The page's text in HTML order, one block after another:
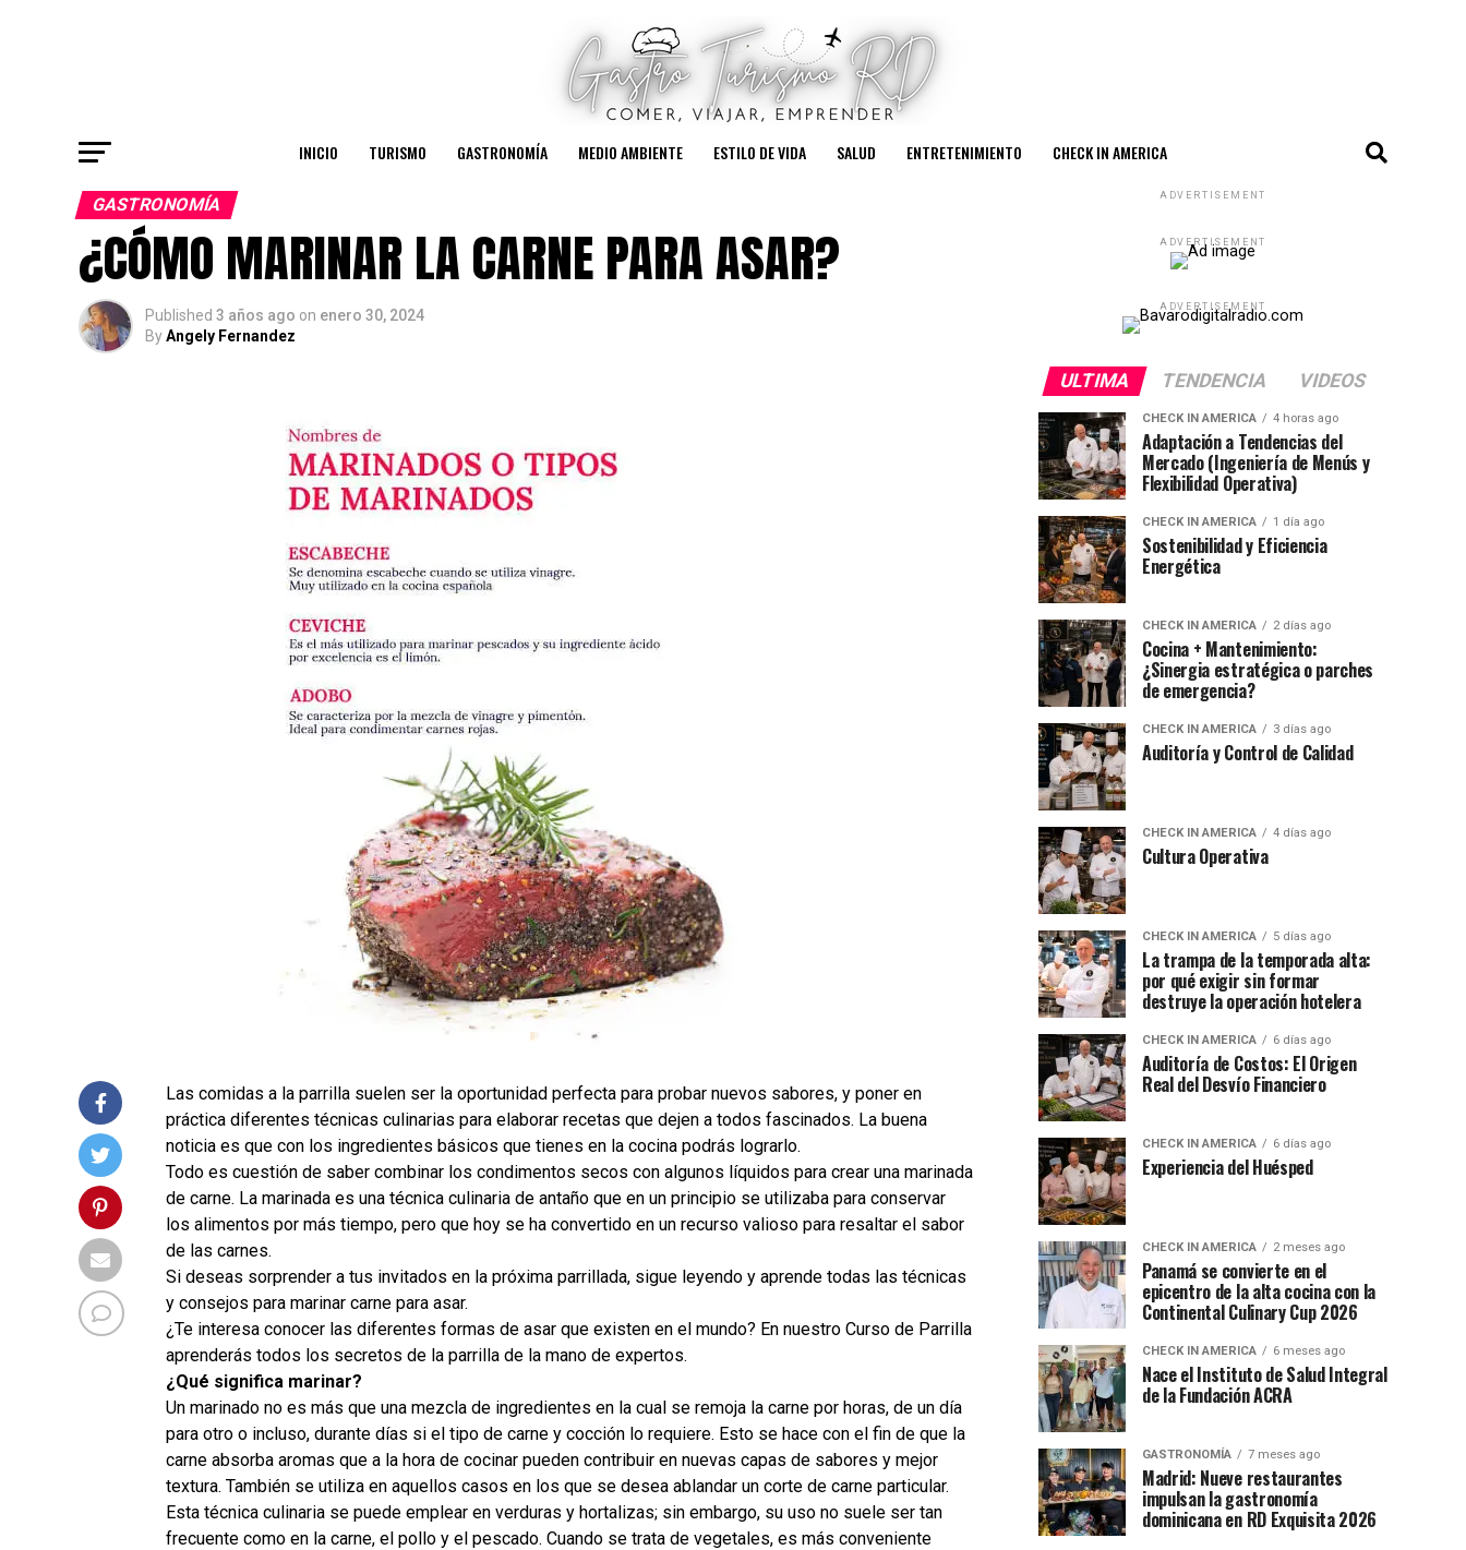
INICIO TURISMO GASTRONOMÍA MEDIO AMBIENTE ESTILO DE VIDA SALUD ENTRETENIMIENTO CHECK IN AMERICA
GASTRONOMÍA
¿CÓMO MARINAR LA CARNE PARA ASAR?
Published 3 años ago on enero 30, 2024
ByAngely Fernandez
Las comidas a la parrilla suelen ser la oportunidad perfecta para probar nuevos sabores, y poner en
práctica diferentes técnicas culinarias para elaborar recetas que dejen a todos fascinados. La buena
noticia es que con los ingredientes básicos que tienes en la cocina podrás lograrlo.
Todo es cuestión de saber combinar los condimentos secos con algunos líquidos para crear una marinada
de carne. La marinada es una técnica culinaria de antaño que en un principio se utilizaba para conservar
los alimentos por más tiempo, pero que hoy se ha convertido en un recurso valioso para resaltar el sabor
de las carnes.
Si deseas sorprender a tus invitados en la próxima parrillada, sigue leyendo y aprende todas las técnicas
y consejos para marinar carne para asar.
¿Te interesa conocer las diferentes formas de asar que existen en el mundo? En nuestro Curso de Parrilla
aprenderás todos los secretos de la parrilla de la mano de expertos.
¿Qué significa marinar?
Un marinado no es más que una mezcla de ingredientes en la cual se remoja la carne por horas, de un día
para otro o incluso, durante días si el tipo de carne y cocción lo requiere. Esto se hace con el fin de que la
carne absorba aromas que a la hora de cocinar pueden contribuir en nuevas capas de sabores y mejor
textura. También se utiliza en aquellos casos en los que se desea ablandar un corte de carne particular.
Esta técnica culinaria se puede emplear en verduras y hortalizas; sin embargo, su uso no suele ser tan
frecuente como en la carne, el pollo y el pescado. Cuando se trata de vegetales, es más conveniente
ADVERTISEMENT
ADVERTISEMENT
ADVERTISEMENT
ULTIMA TENDENCIA VIDEOS
CHECK IN AMERICA 4 horas ago
Adaptación a Tendencias del
Mercado (Ingeniería de Menús y
Flexibilidad Operativa)
CHECK IN AMERICA 1 día ago
Sostenibilidad y Eficiencia
Energética
CHECK IN AMERICA 2 días ago
Cocina + Mantenimiento:
¿Sinergia estratégica o parches
de emergencia?
CHECK IN AMERICA 3 días ago
Auditoría y Control de Calidad
CHECK IN AMERICA 4 días ago
Cultura Operativa
CHECK IN AMERICA 5 días ago
La trampa de la temporada alta:
por qué exigir sin formar
destruye la operación hotelera
CHECK IN AMERICA 6 días ago
Auditoría de Costos: El Origen
Real del Desvío Financiero
CHECK IN AMERICA 6 días ago
Experiencia del Huésped
CHECK IN AMERICA 2 meses ago
Panamá se convierte en el
epicentro de la alta cocina con la
Continental Culinary Cup 2026
CHECK IN AMERICA 6 meses ago
Nace el Instituto de Salud Integral
de la Fundación ACRA
GASTRONOMÍA 7 meses ago
Madrid: Nueve restaurantes
impulsan la gastronomía
dominicana en RD Exquisita 2026